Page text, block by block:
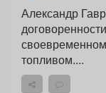
Александр
топливом....